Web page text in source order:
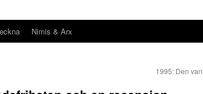
Nimis & Arx
1995: Den